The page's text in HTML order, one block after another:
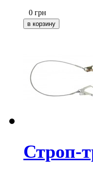
0 грн
Строп-